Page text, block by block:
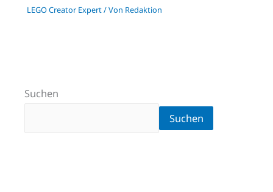
LEGO Creator Expert/ Von Redaktion
Suchen
Suchen